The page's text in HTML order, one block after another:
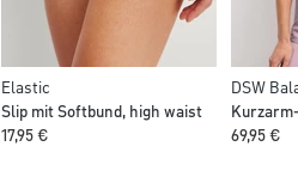
Elastic
Slip mit Softbund, high waist
17,95 €
DSW
69,95 €